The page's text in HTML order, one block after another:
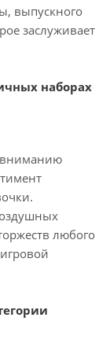
выпускного
заслуживает
наборах
вниманию
любого